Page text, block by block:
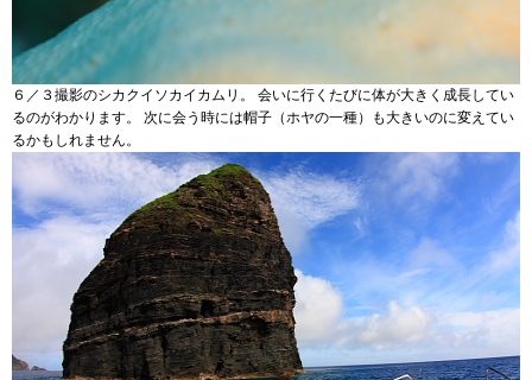
６／３撮影のシカクイソカイカムリ。 会いに行くたびに体が大きく成長してい
るのがわかります。 次に会う時には帽子（ホヤの一種）も大きいのに変えてい
るかもしれません。